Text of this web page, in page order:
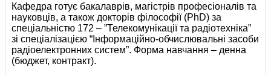
Кафедра готує бакалаврів, магістрів професіоналів та
науковців, а також докторів філософії (PhD) за
спеціальністю 172 – ”Телекомунікації та радіотехніка”
зі спеціалізацією “Інформаційно-обчислювальні засоби
радіоелектронних систем”. Форма навчання – денна
(бюджет, контракт).